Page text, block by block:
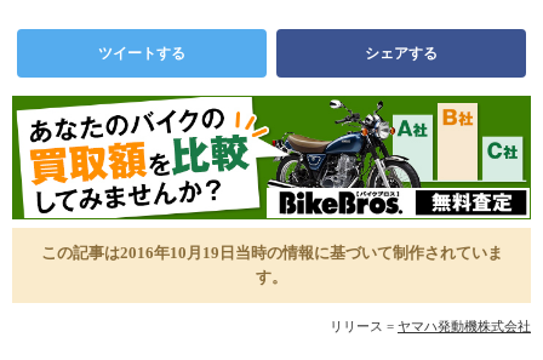
ツイートする シェアする
この記事は2016年10月19日当時の情報に基づいて制作されていま
す。
リリース = ヤマハ発動機株式会社